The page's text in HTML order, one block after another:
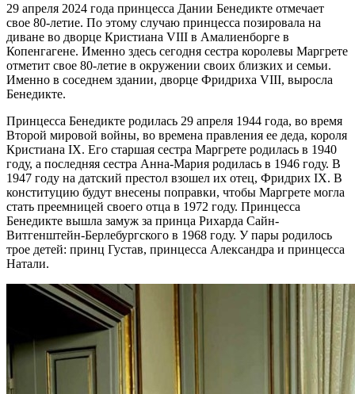
29 апреля 2024 года принцесса Дании Бенедикте отмечает
свое 80-летие. По этому случаю принцесса позировала на
диване во дворце Кристиана VIII в Амалиенборге в
Копенгагене. Именно здесь сегодня сестра королевы Маргрете
отметит свое 80-летие в окружении своих близких и семьи.
Именно в соседнем здании, дворце Фридриха VIII, выросла
Бенедикте.
Принцесса Бенедикте родилась 29 апреля 1944 года, во время
Второй мировой войны, во времена правления ее деда, короля
Кристиана IX. Его старшая сестра Маргрете родилась в 1940
году, а последняя сестра Анна-Мария родилась в 1946 году. В
1947 году на датский престол взошел их отец, Фридрих IX. В
конституцию будут внесены поправки, чтобы Маргрете могла
стать преемницей своего отца в 1972 году. Принцесса
Бенедикте вышла замуж за принца Рихарда Сайн-
Витгенштейн-Берлебургского в 1968 году. У пары родилось
трое детей: принц Густав, принцесса Александра и принцесса
Натали.